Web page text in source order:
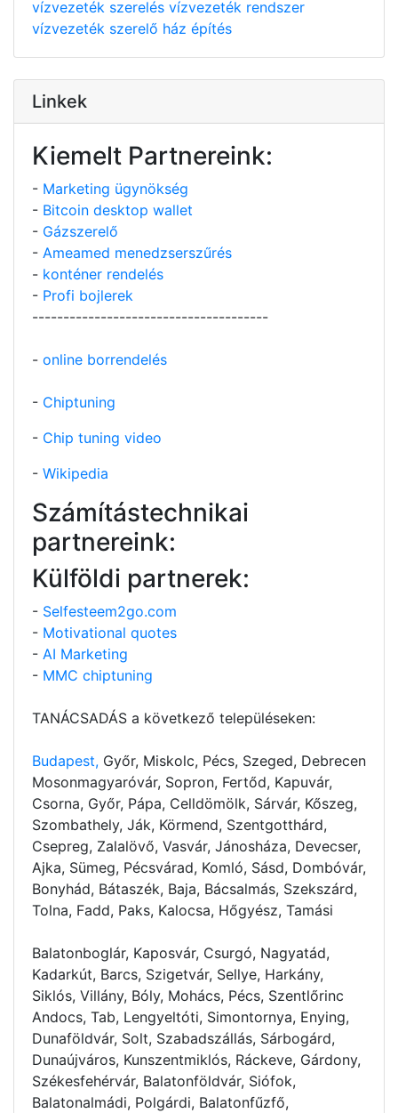
vízvezeték szerelés vízvezeték rendszer
vízvezeték szerelő ház építés
Linkek
Kiemelt Partnereink:
- Marketing ügynökség
- Bitcoin desktop wallet
- Gázszerelő
- Ameamed menedzserszűrés
- konténer rendelés
- Profi bojlerek
--------------------------------------
- online borrendelés
- Chiptuning
- Chip tuning video
- Wikipedia
Számítástechnikai
partnereink:
Külföldi partnerek:
- Selfesteem2go.com
- Motivational quotes
- AI Marketing
- MMC chiptuning
TANÁCSADÁS a következő településeken:
Budapest, Győr, Miskolc, Pécs, Szeged, Debrecen
Mosonmagyaróvár, Sopron, Fertőd, Kapuvár,
Csorna, Győr, Pápa, Celldömölk, Sárvár, Kőszeg,
Szombathely, Ják, Körmend, Szentgotthárd,
Csepreg, Zalalövő, Vasvár, Jánosháza, Devecser,
Ajka, Sümeg, Pécsvárad, Komló, Sásd, Dombóvár,
Bonyhád, Bátaszék, Baja, Bácsalmás, Szekszárd,
Tolna, Fadd, Paks, Kalocsa, Hőgyész, Tamási
Balatonboglár, Kaposvár, Csurgó, Nagyatád,
Kadarkút, Barcs, Szigetvár, Sellye, Harkány,
Siklós, Villány, Bóly, Mohács, Pécs, Szentlőrinc
Andocs, Tab, Lengyeltóti, Simontornya, Enying,
Dunaföldvár, Solt, Szabadszállás, Sárbogárd,
Dunaújváros, Kunszentmiklós, Ráckeve, Gárdony,
Székesfehérvár, Balatonföldvár, Siófok,
Balatonalmádi, Polgárdi, Balatonfűzfő,